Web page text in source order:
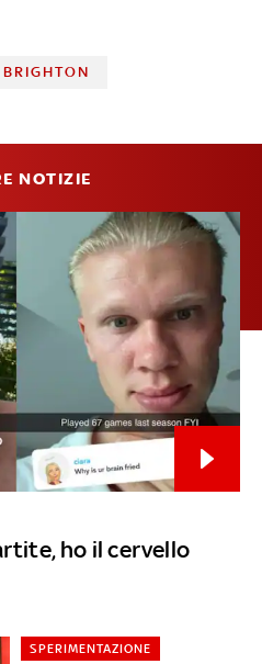
BRIGHTON
NOTIZIE
ho il cervello
SPERIMENTAZIONE